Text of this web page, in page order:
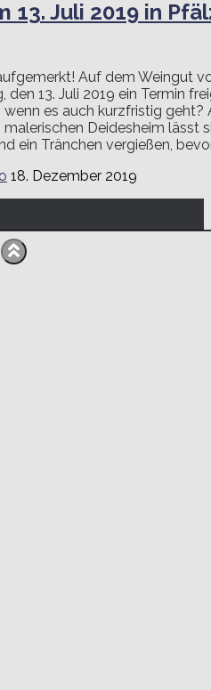
13. Juli 2019 in
Auf dem Weingut
13. Juli 2019 ein Termin
wenn es auch kurzfristig geht?
Deidesheim lässt
ein Tränchen vergießen,
18. Dezember 2019